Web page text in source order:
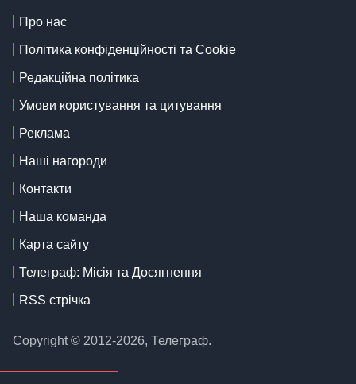
Про нас
Політика конфіденційності та Cookie
Редакційна політика
Умови користування та цитування
Реклама
Наші нагороди
Контакти
Наша команда
Карта сайту
Телеграф: Місія та Досягнення
RSS стрічка
Copyright © 2012-2026, Телеграф.